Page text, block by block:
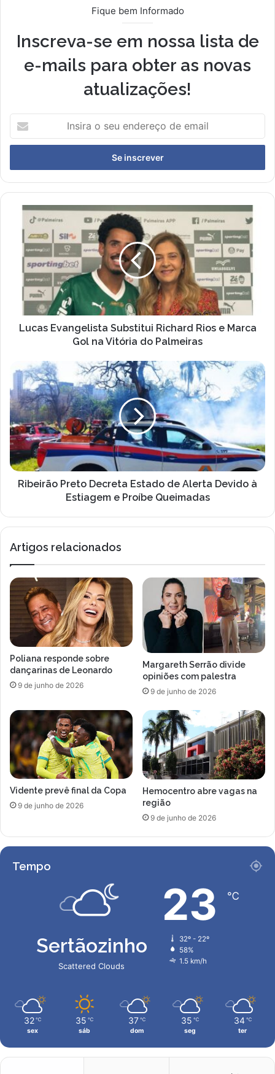
Fique bem Informado
Inscreva-se em nossa lista de
e-mails para obter as novas
atualizações!
seu
de
email
Lucas
Evangelista
Substitui
Richard
Marca
Vitória
Lucas Evangelista Substitui Richard Rios e Marca
Gol na Vitória do Palmeiras
Ribeirão
Preto
Decreta
Estado
de
Alerta
Devido
à
Estiagem
Ribeirão Preto Decreta Estado de Alerta Devido à
Estiagem e Proíbe Queimadas
Artigos relacionados
Poliana responde sobre
dançarinas de Leonardo
9 de junho de 2026
Margareth Serrão divide
opiniões com palestra
9 de junho de 2026
Vidente prevê final da Copa
9 de junho de 2026
Hemocentro abre vagas na
região
9 de junho de 2026
Tempo
Sertãozinho
Scattered Clouds
23 ℃
32º - 22º
58%
1.5 km/h
32 ℃
sex
35 ℃
sáb
37 ℃
dom
35 ℃
seg
34 ℃
ter